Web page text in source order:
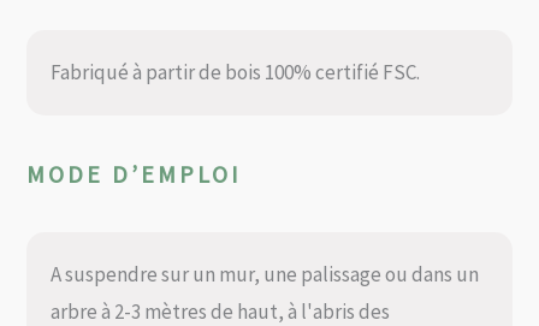
Fabriqué à partir de bois 100% certifié FSC.
MODE D’EMPLOI
A suspendre sur un mur, une palissage ou dans un
arbre à 2-3 mètres de haut, à l'abris des